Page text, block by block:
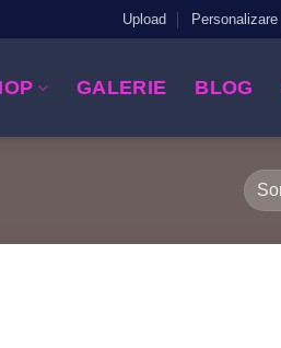
Upload Personalizare
GALERIE BLOG